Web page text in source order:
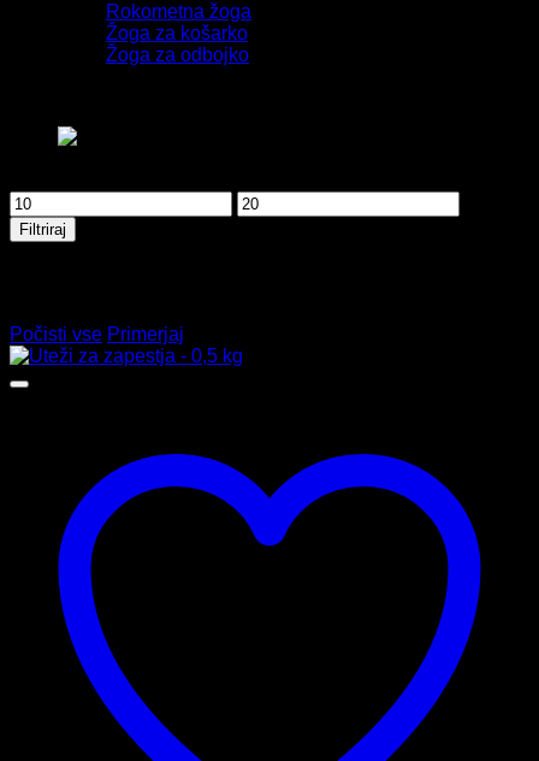
Rokometna žoga
Žoga za košarko
Žoga za odbojko
Min
cena
Max
cena
Filtriraj
Počisti vse Primerjaj